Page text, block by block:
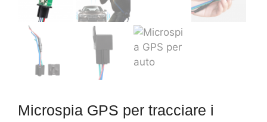
Microspia GPS per tracciare i